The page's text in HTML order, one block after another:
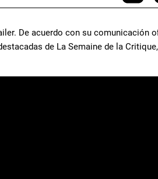
De acuerdo con su comunicación
de La Semaine de la